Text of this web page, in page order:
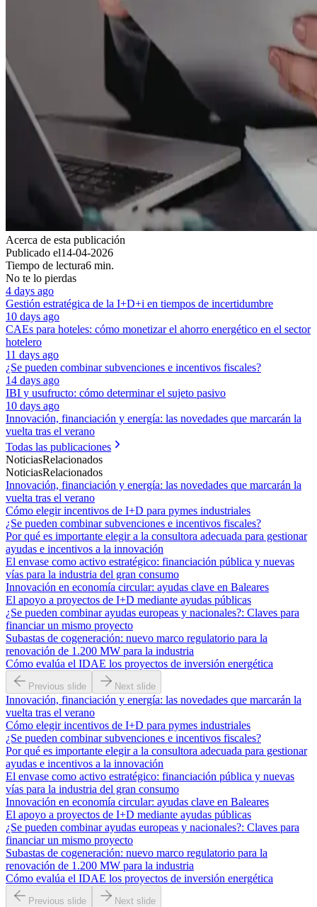
Acerca de esta publicación
Publicado el14-04-2026
Tiempo de lectura6 min.
No te lo pierdas
4 days ago
Gestión estratégica de la I+D+i en tiempos de incertidumbre
10 days ago
CAEs para hoteles: cómo monetizar el ahorro energético en el sector
hotelero
11 days ago
¿Se pueden combinar subvenciones e incentivos fiscales?
14 days ago
IBI y usufructo: cómo determinar el sujeto pasivo
10 days ago
Innovación, financiación y energía: las novedades que marcarán la
vuelta tras el verano
Todas las publicaciones
NoticiasRelacionados
NoticiasRelacionados
Innovación, financiación y energía: las novedades que marcarán la
vuelta tras el verano
Cómo elegir incentivos de I+D para pymes industriales
¿Se pueden combinar subvenciones e incentivos fiscales?
Por qué es importante elegir a la consultora adecuada para gestionar
ayudas e incentivos a la innovación
El envase como activo estratégico: financiación pública y nuevas
vías para la industria del gran consumo
Innovación en economía circular: ayudas clave en Baleares
El apoyo a proyectos de I+D mediante ayudas públicas
¿Se pueden combinar ayudas europeas y nacionales?: Claves para
financiar un mismo proyecto
Subastas de cogeneración: nuevo marco regulatorio para la
renovación de 1.200 MW para la industria
Cómo evalúa el IDAE los proyectos de inversión energética
Previous slide Next slide
Innovación, financiación y energía: las novedades que marcarán la
vuelta tras el verano
Cómo elegir incentivos de I+D para pymes industriales
¿Se pueden combinar subvenciones e incentivos fiscales?
Por qué es importante elegir a la consultora adecuada para gestionar
ayudas e incentivos a la innovación
El envase como activo estratégico: financiación pública y nuevas
vías para la industria del gran consumo
Innovación en economía circular: ayudas clave en Baleares
El apoyo a proyectos de I+D mediante ayudas públicas
¿Se pueden combinar ayudas europeas y nacionales?: Claves para
financiar un mismo proyecto
Subastas de cogeneración: nuevo marco regulatorio para la
renovación de 1.200 MW para la industria
Cómo evalúa el IDAE los proyectos de inversión energética
Previous slide Next slide